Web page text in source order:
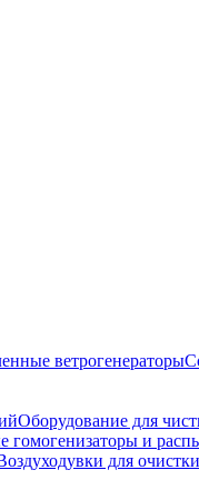
ветрогенераторы
Оборудование для
гомогенизаторы и
для